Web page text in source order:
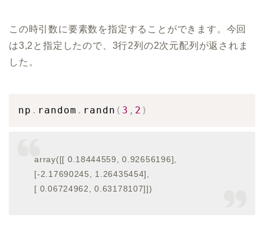
この時引数に要素数を指定することができます。今回
は3,2と指定したので、3行2列の2次元配列が返されま
した。
np . random . randn ( 3 , 2 )
array([[ 0.18444559, 0.92656196],
[-2.17690245, 1.26435454],
[ 0.06724962, 0.63178107]])